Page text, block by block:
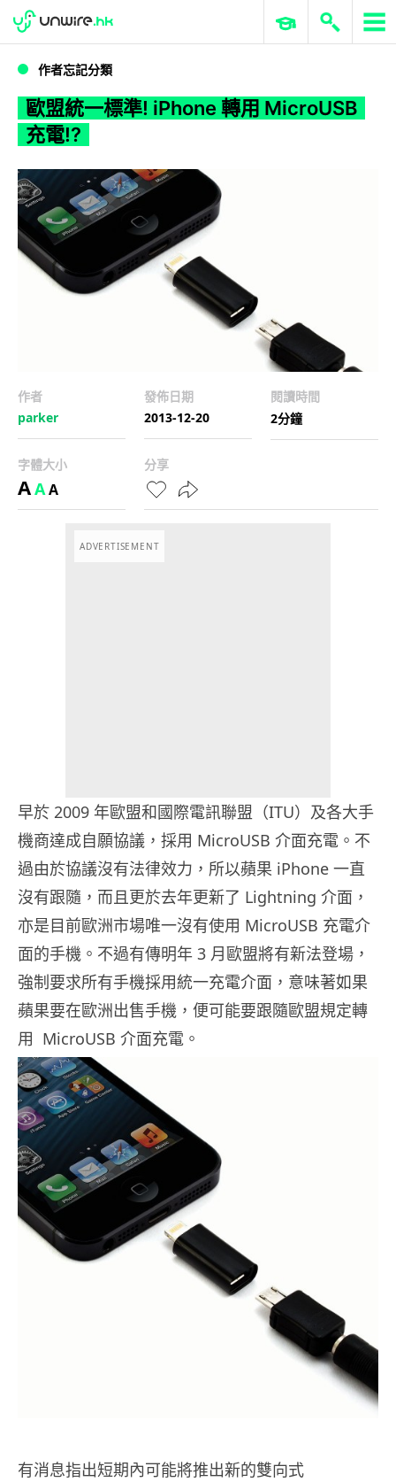
WWDC 2026 ERP 與商業 AI
作者忘記分類
歐盟統一標準! iPhone 轉用 MicroUSB
充電!?
作者
parker
發佈日期
2013-12-20
閱讀時間
2分鐘
字體大小
AAA
分享
ADVERTISEMENT
早於 2009 年歐盟和國際電訊聯盟（ITU）及各大手
機商達成自願協議，採用 MicroUSB 介面充電。不
過由於協議沒有法律效力，所以蘋果 iPhone 一直
沒有跟隨，而且更於去年更新了 Lightning 介面，
亦是目前歐洲市場唯一沒有使用 MicroUSB 充電介
面的手機。不過有傳明年 3 月歐盟將有新法登場，
強制要求所有手機採用統一充電介面，意味著如果
蘋果要在歐洲出售手機，便可能要跟隨歐盟規定轉
用 MicroUSB 介面充電。
有消息指出短期內可能將推出新的雙向式